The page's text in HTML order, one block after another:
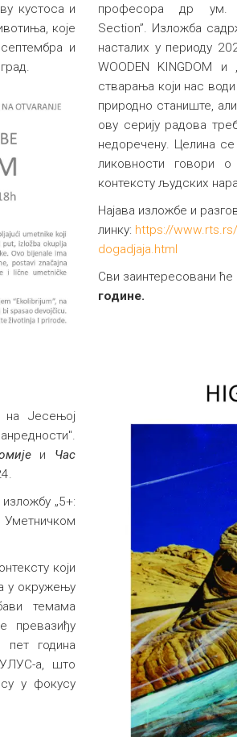
кустоса и
које
и
Јесењој
и Час
„5+:
Уметничком
који
у окружењу
темама
превазиђу
година
УЛУС-а, што
су у фокусу
професора др ум.
Section”. Изложба
насталих у периоду
WOODEN KINGDOM
стварања који нас
природно станиште,
ову серију радова
недоречену. Целина
ликовности говори
контексту људских
Најава изложбе и
линку: https://
dogadjaja.html
Сви заинтересовани
године.